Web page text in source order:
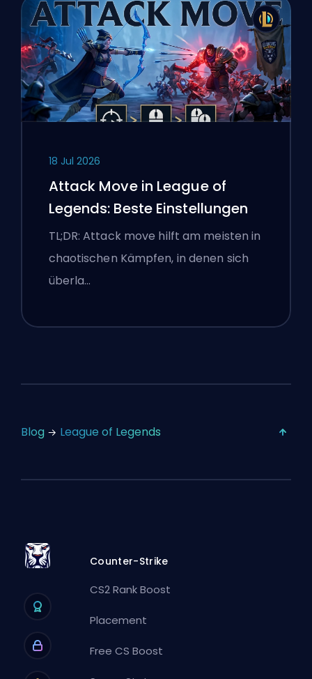
18 Jul 2026
Attack Move in League of
Legends: Beste Einstellungen
TL;DR: Attack move hilft am meisten in
chaotischen Kämpfen, in denen sich
überla…
Blog League of Legends
Counter-Strike
CS2 Rank Boost
Placement
Free CS Boost